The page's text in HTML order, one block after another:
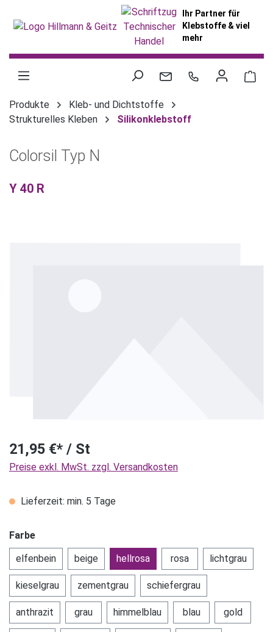
Ihr Partner für
Klebstoffe & viel
mehr
Produkte
Kleb- und Dichtstoffe
Strukturelles Kleben
Silikonklebstoff
Colorsil Typ N
Y 40 R
21,95 €* / St
Preise exkl. MwSt. zzgl. Versandkosten
Lieferzeit: min. 5 Tage
Farbe
elfenbein
beige hellrosa rosa lichtgrau
kieselgrau zementgrau schiefergrau
anthrazit grau himmelblau blau gold